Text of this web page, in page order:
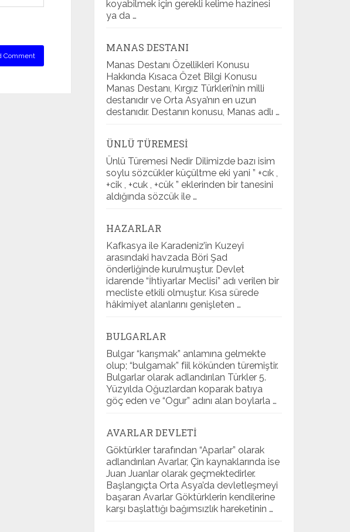
koyabilmek için gerekli kelime hazinesi
ya da …
MANAS DESTANI
Manas Destanı Özellikleri Konusu
Hakkında Kısaca Özet Bilgi Konusu
Manas Destanı, Kırgız Türkleri’nin milli
destanıdır ve Orta Asya’nın en uzun
destanıdır. Destanın konusu, Manas adlı …
ÜNLÜ TÜREMESI
Ünlü Türemesi Nedir Dilimizde bazı isim
soylu sözcükler küçültme eki yani ” +cık ,
+cik , +cuk , +cük ” eklerinden bir tanesini
aldığında sözcük ile …
HAZARLAR
Kafkasya ile Karadeniz’in Kuzeyi
arasındaki havzada Böri Şad
önderliğinde kurulmuştur. Devlet
idarende “İhtiyarlar Meclisi” adı verilen bir
mecliste etkili olmuştur. Kısa sürede
hâkimiyet alanlarını genişleten …
BULGARLAR
Bulgar “karışmak” anlamına gelmekte
olup; “bulgamak” fiil kökünden türemiştir.
Bulgarlar olarak adlandırılan Türkler 5.
Yüzyılda Oğuzlardan koparak batıya
göç eden ve “Ogur” adını alan boylarla …
AVARLAR DEVLETI
Göktürkler tarafından “Aparlar” olarak
adlandırılan Avarlar, Çin kaynaklarında ise
Juan Juanlar olarak geçmektedirler.
Başlangıçta Orta Asya’da devletleşmeyi
başaran Avarlar Göktürklerin kendilerine
karşı başlattığı bağımsızlık hareketinin …